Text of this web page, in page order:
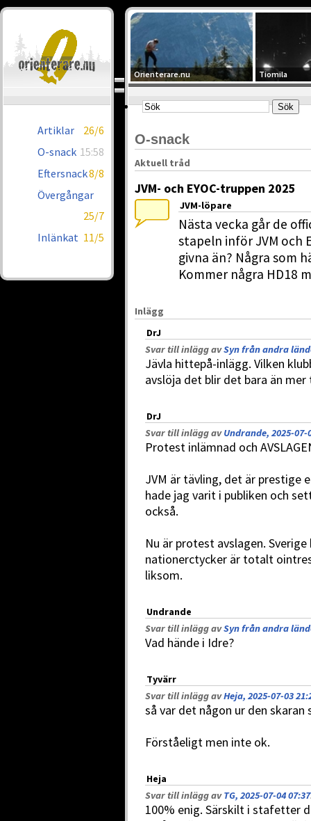
Artiklar
26/6
O-snack 15:58
Eftersnack8/8
Övergångar
25/7
Inlänkat 11/5
Orienterare.nu Tiomila
O-snack
Aktuell tråd
JVM- och EYOC-truppen 2025
JVM-löpare
Nästa vecka går de
stapeln inför JVM och
givna än? Några som
Kommer några HD18
Inlägg
DrJ
Svar till inlägg avSyn från andra
Jävla hittepå-inlägg. Vilken
avslöja det blir det bara än
DrJ
Svar till inlägg avUndrande, 2025-07-
Protest inlämnad och
JVM är tävling, det är prestige
hade jag varit i publiken och
också.
Nu är protest avslagen.
nationerctycker är totalt
liksom.
Undrande
Svar till inlägg avSyn från andra
Vad hände i Idre?
Tyvärr
Svar till inlägg avHeja, 2025-07-03
så var det någon ur den skaran
Förståeligt men inte ok.
Heja
Svar till inlägg avTG, 2025-07-04 07:37
100% enig. Särskilt i stafetter